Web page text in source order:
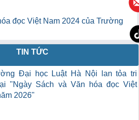
đọc Việt Nam 2024 của Trường
TIN TỨC
Đại học Luật Hà Nội lan tỏa tri
"Ngày Sách và Văn hóa đọc Việt
2026"